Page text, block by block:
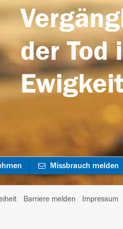
der Tod
Missbrauch melden
Barriere melden Impressum